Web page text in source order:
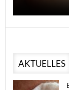
AKTUELLES